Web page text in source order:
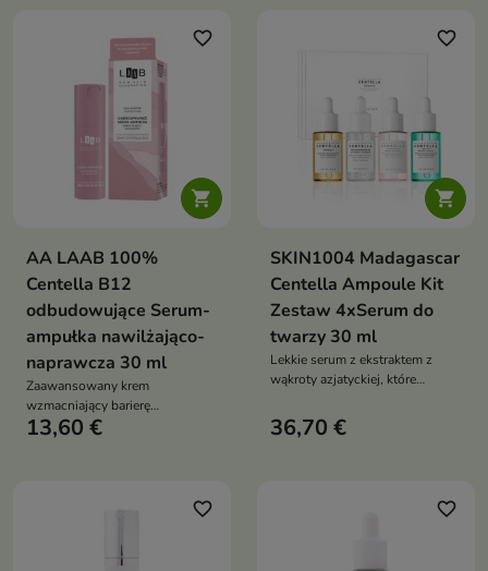
kwasem hialuronowym pomaga
papainą, bromelainą i kwasem
poprawić teksturę skóry

favorite_border
AA LAAB 100%
Centella B12
odbudowujące Serum-
ampułka nawilżająco-
naprawcza 30 ml
Zaawansowany krem
wzmacniający barierę
hydrolipidową skóry, stworzony
regeneruje i wspiera odbudowę
13,60 €

favorite_border
SKIN1004 Madagascar
Centella Ampoule Kit
Zestaw 4xSerum do
twarzy 30 ml
Lekkie serum z ekstraktem z
wąkroty azjatyckiej, które
wspiera regenerację skóry i
zapewnia codzienne nawilżenie
36,70 €
favorite_border favorite_border